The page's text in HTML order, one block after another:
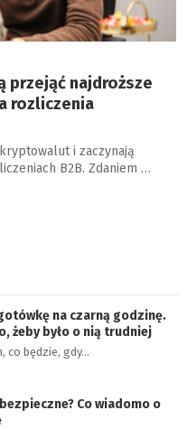
przejąć najdroższe
rozliczenia
i zaczynają
B2B. Zdaniem …
na czarną godzinę.
żeby było o nią trudniej
co będzie, gdy…
Co wiadomo o